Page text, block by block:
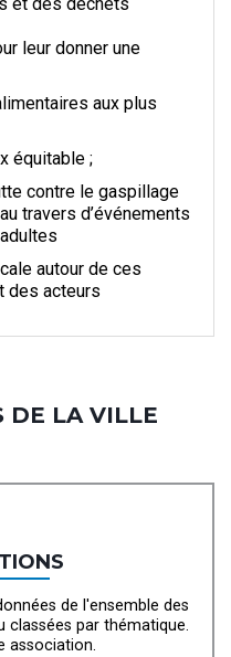
leur donner une
aux plus
équitable ;
contre le gaspillage
travers d’événements
autour de ces
des acteurs
DE LA VILLE
de l'ensemble des
classées par thématique.
association.